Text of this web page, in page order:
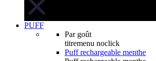
PUFF
Par goût
titremenu noclick
Puff rechargeable menthe